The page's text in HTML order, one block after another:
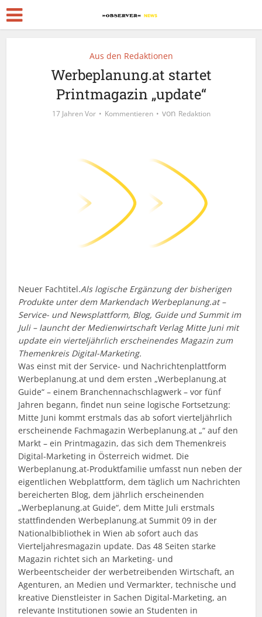
Aus den Redaktionen
Werbeplanung.at startet
Printmagazin „update“
17 Jahren Vor Kommentieren von Redaktion
Neuer Fachtitel.Als logische Ergänzung der bisherigen
Produkte unter dem Markendach Werbeplanung.at –
Service- und Newsplattform, Blog, Guide und Summit im
Juli – launcht der Medienwirtschaft Verlag Mitte Juni mit
update ein vierteljährlich erscheinendes Magazin zum
Themenkreis Digital-Marketing.
Was einst mit der Service- und Nachrichtenplattform
Werbeplanung.at und dem ersten „Werbeplanung.at
Guide“ – einem Branchennachschlagwerk – vor fünf
Jahren begann, findet nun seine logische Fortsetzung:
Mitte Juni kommt erstmals das ab sofort vierteljährlich
erscheinende Fachmagazin Werbeplanung.at „“ auf den
Markt – ein Printmagazin, das sich dem Themenkreis
Digital-Marketing in Österreich widmet. Die
Werbeplanung.at-Produktfamilie umfasst nun neben der
eigentlichen Webplattform, dem täglich um Nachrichten
bereicherten Blog, dem jährlich erscheinenden
„Werbeplanung.at Guide“, dem Mitte Juli erstmals
stattfindenden Werbeplanung.at Summit 09 in der
Nationalbibliothek in Wien ab sofort auch das
Vierteljahresmagazin update. Das 48 Seiten starke
Magazin richtet sich an Marketing- und
Werbeentscheider der werbetreibenden Wirtschaft, an
Agenturen, an Medien und Vermarkter, technische und
kreative Dienstleister in Sachen Digital-Marketing, an
relevante Institutionen sowie an Studenten in